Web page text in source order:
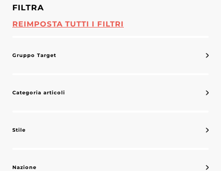
FILTRA
REIMPOSTA TUTTI I FILTRI
Gruppo Target
Categoria articoli
Stile
Nazione